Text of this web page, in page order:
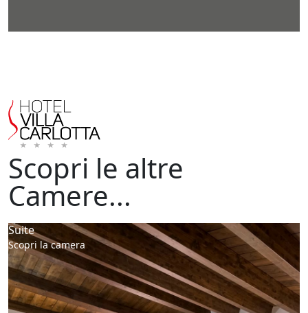
Scopri le altre
Camere...
Suite
Scopri la camera